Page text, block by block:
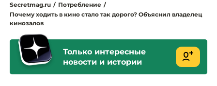
Secretmag.ru / Потребление /
Почему ходить в кино стало так дорого? Объяснил владелец
кинозалов
Только интересные
новости и истории